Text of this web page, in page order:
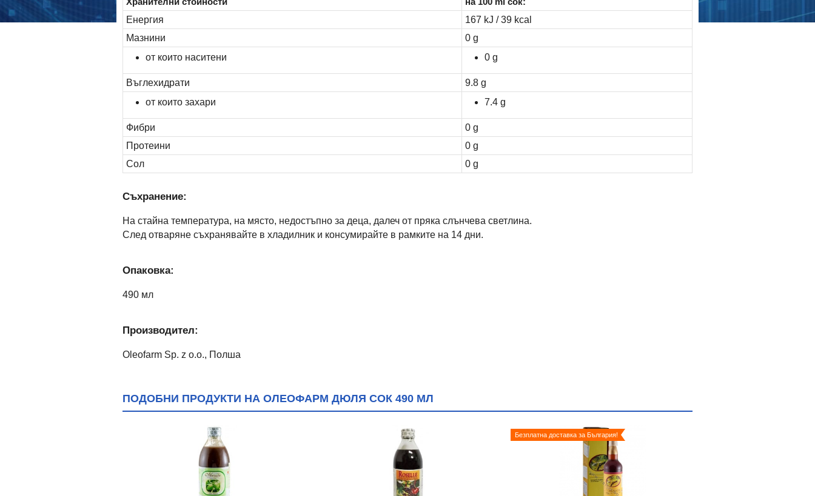
Енергия
167 kJ / 39 kcal
Мазнини
0 g
от които наситени
0 g
Въглехидрати
9.8 g
от които захари
7.4 g
Фибри
0 g
Протеини
0 g
Сол
0 g
Съхранение:
На стайна температура, на място, недостъпно за деца, далеч от пряка слънчева светлина.
След отваряне съхранявайте в хладилник и консумирайте в рамките на 14 дни.
Опаковка:
490 мл
Производител:
Oleofarm Sp. z o.o., Полша
ПОДОБНИ ПРОДУКТИ НА ОЛЕОФАРМ ДЮЛЯ СОК 490 МЛ
Безплатна доставка за България!